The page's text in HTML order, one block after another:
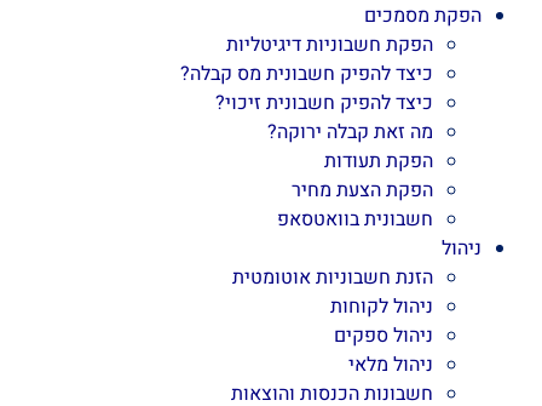
הפקת מסמכים
הפקת חשבוניות דיגיטליות
כיצד להפיק חשבונית מס קבלה?
כיצד להפיק חשבונית זיכוי?
מה זאת קבלה ירוקה?
הפקת תעודות
הפקת הצעת מחיר
חשבונית בוואטסאפ
ניהול
הזנת חשבוניות אוטומטית
ניהול לקוחות
ניהול ספקים
ניהול מלאי
חשבונות הכנסות והוצאות